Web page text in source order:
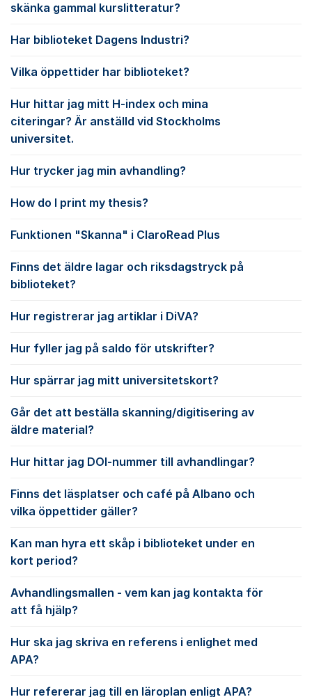
skänka gammal kurslitteratur?
Har biblioteket Dagens Industri?
Vilka öppettider har biblioteket?
Hur hittar jag mitt H-index och mina
citeringar? Är anställd vid Stockholms
universitet.
Hur trycker jag min avhandling?
How do I print my thesis?
Funktionen "Skanna" i ClaroRead Plus
Finns det äldre lagar och riksdagstryck på
biblioteket?
Hur registrerar jag artiklar i DiVA?
Hur fyller jag på saldo för utskrifter?
Hur spärrar jag mitt universitetskort?
Går det att beställa skanning/digitisering av
äldre material?
Hur hittar jag DOI-nummer till avhandlingar?
Finns det läsplatser och café på Albano och
vilka öppettider gäller?
Kan man hyra ett skåp i biblioteket under en
kort period?
Avhandlingsmallen - vem kan jag kontakta för
att få hjälp?
Hur ska jag skriva en referens i enlighet med
APA?
Hur refererar jag till en läroplan enligt APA?